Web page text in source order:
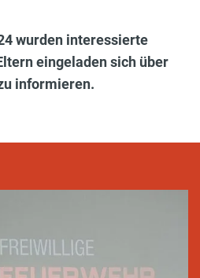
wurden interessierte
eingeladen sich über
informieren.